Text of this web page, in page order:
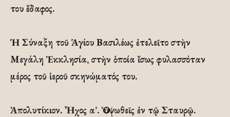
του ἔδαφος.
Ἡ Σύναξη τοῦ Ἁγίου Βασιλέως ἐτελεῖτο στὴν
Μεγάλη Ἐκκλησία, στὴν ὁποία ἴσως φυλασσόταν
μέρος τοῦ ἱεροῦ σκηνώματός του.
Ἀπολυτίκιον. Ἦχος α’. Ὁ ὑψωθεῖς ἐν τῷ Σταυρῷ.